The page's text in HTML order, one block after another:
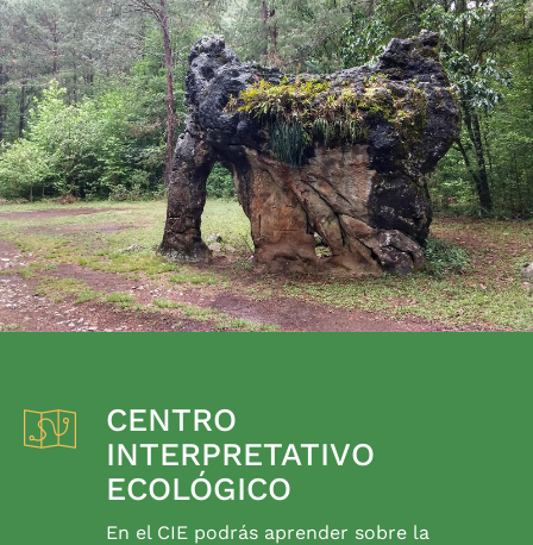
CENTRO
INTERPRETATIVO
ECOLÓGICO
En el CIE podrás aprender sobre la